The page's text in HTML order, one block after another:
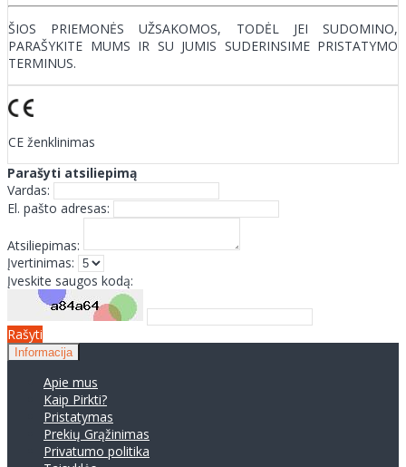
ŠIOS PRIEMONĖS UŽSAKOMOS, TODĖL JEI SUDOMINO,
PARAŠYKITE MUMS IR SU JUMIS SUDERINSIME PRISTATYMO
TERMINUS.
CE ženklinimas
Parašyti atsiliepimą
Vardas:
El. pašto adresas:
Atsiliepimas:
Įvertinimas:
Įveskite saugos kodą:
Rašyti
Informacija
Apie mus
Kaip Pirkti?
Pristatymas
Prekių Grąžinimas
Privatumo politika